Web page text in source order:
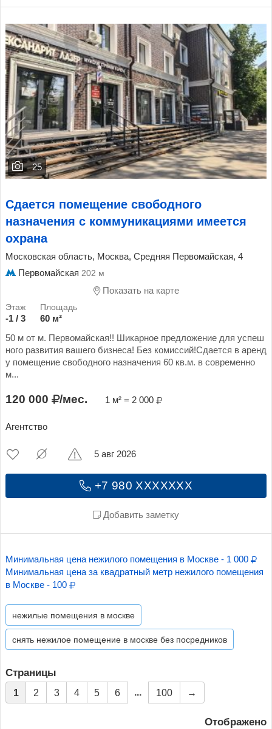
25
Сдается помещение свободного
назначения с коммуникациями имеется
охрана
Московская область, Москва, Средняя Первомайская, 4
Первомайская 202 м
Показать на карте
-1 / 3
60 м²
50 м от м. Первомайская!! Шикарное предложение для успеш
ного развития вашего бизнеса! Без комиссий!Сдается в аренд
у помещение свободного назначения 60 кв.м. в современно
м...
120 000 /мес. 1 м² = 2 000
Агентство
+7 980 XXXXXXX
Добавить заметку
5 авг 2026
Минимальная цена нежилого помещения в Москве - 1 000
Минимальная цена за квадратный метр нежилого помещения
в Москве - 100
нежилые помещения в москве
снять нежилое помещение в москве без посредников
Страницы
1 2 3 4 5 6 ... 100 →
Отображено